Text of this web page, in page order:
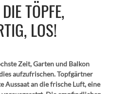
ARCHITEKTUR
ÜBER MICH
TÖPFE,
LOS!
Zeit, Garten und Balkon
aufzufrischen. Topfgärtner
Aussaat an die frische Luft, eine